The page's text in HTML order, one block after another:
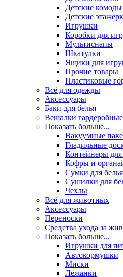
Детские комоды
Детские
Игрушки
Коробки для
Мультиснапы
Шкатулки
Ящики для
Прочие товары
Пластиковые
Всё для одежды
Аксессуары
Баки для белья
Вешалки
Показать больше...
Вакуумные
Гладильные
Контейнеры для
Кофры и
Сумки для белья
Сушилки для
Чехлы
Всё для животных
Аксесcуары
Переноски
Средства ухода за
Показать больше...
Игрушки для
Автокормушки
Миски
Лежанки